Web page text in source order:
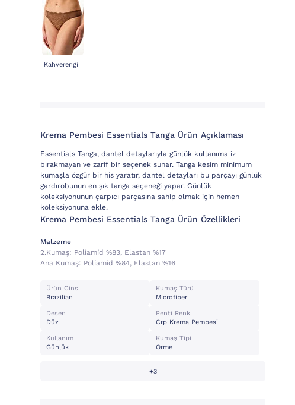
Kahverengi
Krema Pembesi Essentials Tanga Ürün Açıklaması
Essentials Tanga, dantel detaylarıyla günlük kullanıma iz
bırakmayan ve zarif bir seçenek sunar. Tanga kesim minimum
kumaşla özgür bir his yaratır, dantel detayları bu parçayı günlük
gardırobunun en şık tanga seçeneği yapar. Günlük
koleksiyonunun çarpıcı parçasına sahip olmak için hemen
koleksiyonuna ekle.
Krema Pembesi Essentials Tanga Ürün Özellikleri
Malzeme
2.kumaş: Poli̇ami̇d %83, Elastan %17
Ana Kumaş: Poli̇ami̇d %84, Elastan %16
Ürün Cinsi
Brazilian
Kumaş Türü
Microfiber
Desen
Düz
Penti Renk
Crp Krema Pembesi
Kullanım
Günlük
Kumaş Tipi
Örme
+3